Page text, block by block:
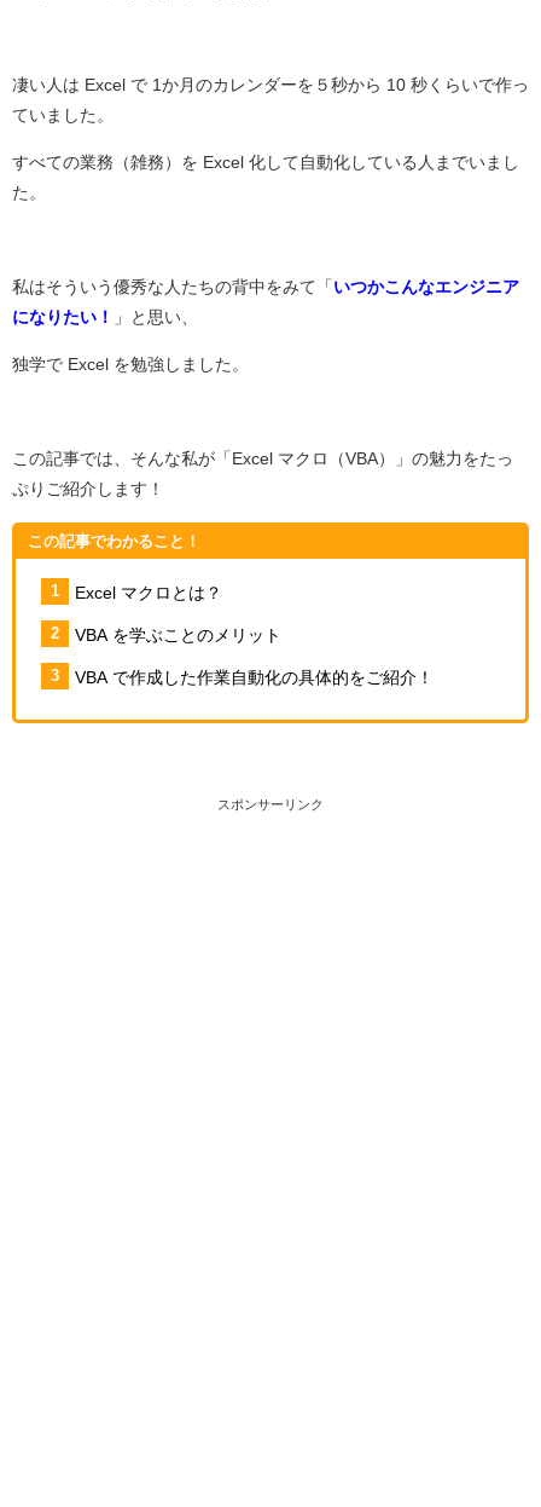
凄い人は Excel で 1か月のカレンダーを５秒から 10 秒くらいで作っ
ていました。
すべての業務（雑務）を Excel 化して自動化している人までいまし
た。
私はそういう優秀な人たちの背中をみて「 いつかこんなエンジニア
になりたい！
」と思い、
独学で Excel を勉強しました。
この記事では、そんな私が「Excel マクロ（VBA）」の魅力をたっ
ぷりご紹介します！
この記事でわかること！
Excel マクロとは？
VBA を学ぶことのメリット
VBA で作成した作業自動化の具体的をご紹介！
スポンサーリンク